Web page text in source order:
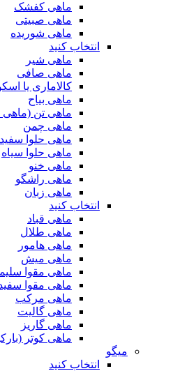
ماهی کفشک
ماهی صبیتی
ماهی شوریده
انتخاب کنید
ماهی شیر
ماهی صافی
کالاماری یا
ماهی بیاح
ماهی تن (ماهی
ماهی چمن
ماهی حلوا سفید
ماهی حلوا سیاه
ماهی خنو
ماهی راشگو
ماهی زبان
انتخاب کنید
ماهی قباد
ماهی طلال
ماهی هامور
ماهی میش
ماهی مقوا
ماهی مقوا
ماهی مرکب
ماهی گالیت
ماهی گاریز
ماهی کوتر
میگو
انتخاب کنید